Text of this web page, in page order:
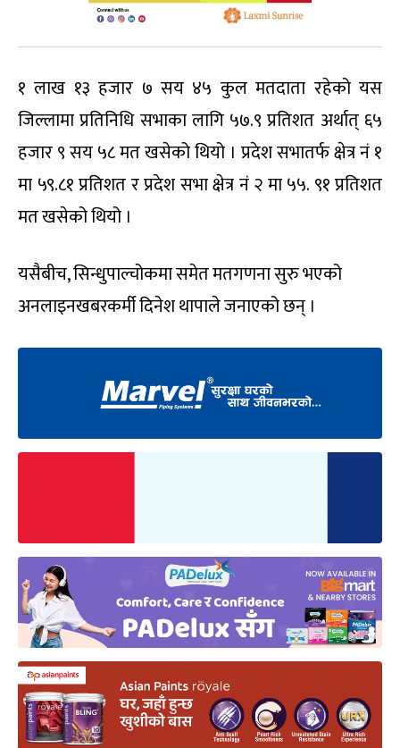
१ लाख १३ हजार ७ सय ४५ कुल मतदाता रहेको यस
जिल्लामा प्रतिनिधि सभाका लागि ५७.९ प्रतिशत अर्थात् ६५
हजार ९ सय ५८ मत खसेको थियो । प्रदेश सभातर्फ क्षेत्र नं १
मा ५९.८१ प्रतिशत र प्रदेश सभा क्षेत्र नं २ मा ५५. ९१ प्रतिशत
मत खसेको थियो ।
यसैबीच, सिन्धुपाल्चोकमा समेत मतगणना सुरु भएको
अनलाइनखबरकर्मी दिनेश थापाले जनाएको छन् ।